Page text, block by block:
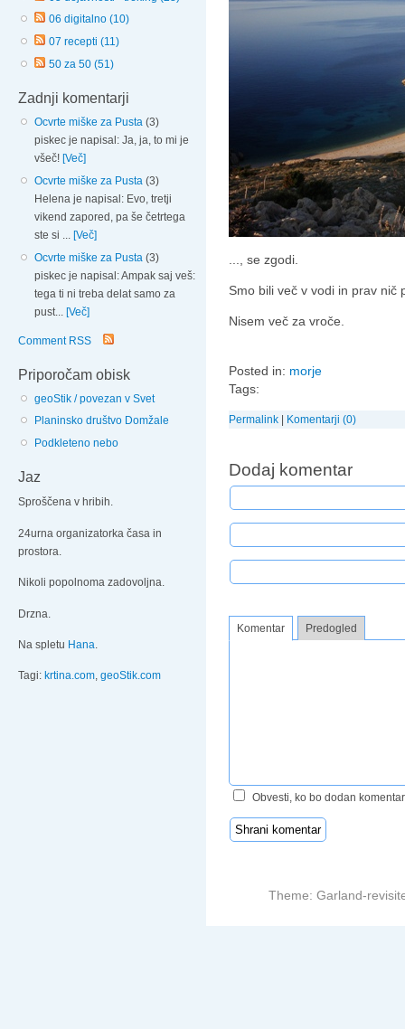
06 digitalno (10)
07 recepti (11)
50 za 50 (51)
Zadnji komentarji
Ocvrte miške za Pusta (3)
piskec je napisal: Ja, ja, to mi je
všeč! [Več]
Ocvrte miške za Pusta (3)
Helena je napisal: Evo, tretji
vikend zapored, pa še četrtega
ste si ... [Več]
Ocvrte miške za Pusta (3)
piskec je napisal: Ampak saj veš:
tega ti ni treba delat samo za
pust... [Več]
Comment RSS
Priporočam obisk
geoStik / povezan v Svet
Planinsko društvo Domžale
Podkleteno nebo
Jaz
Sproščena v hribih.
24urna organizatorka časa in
prostora.
Nikoli popolnoma zadovoljna.
Drzna.
Na spletu Hana.
Tagi: krtina.com, geoStik.com
..., se zgodi.
Smo bili več v vodi in prav nič
Nisem več za vroče.
Posted in: morje
Tags:
Permalink Komentarji (0)
Dodaj komentar
Komentar Predogled
Obvesti, ko bo dodan komentar
Theme: Garland-